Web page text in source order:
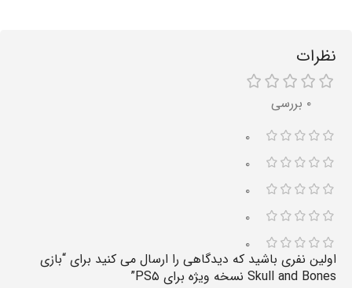
نظرات
۰ بررسی
۰
۰
۰
۰
۰
اولین نفری باشید که دیدگاهی را ارسال می کنید برای “بازی
Skull and Bones نسخه ویژه برای PS۵”